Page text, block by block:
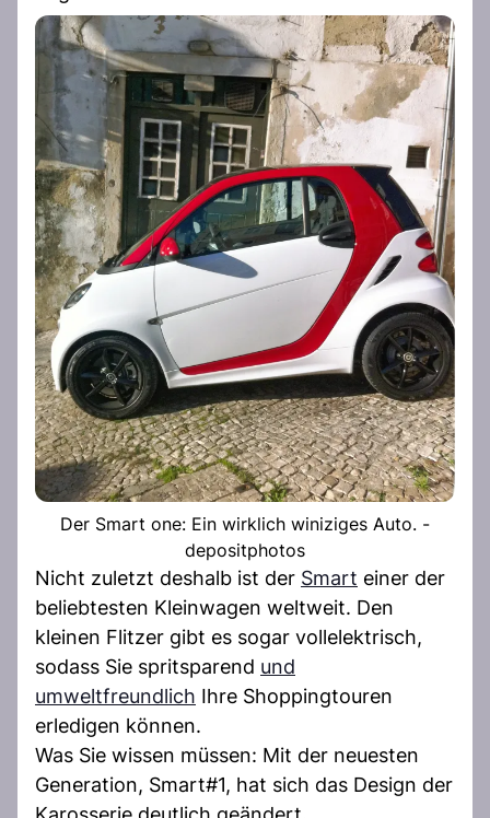
Der Smart one: Ein wirklich winiziges Auto. -
depositphotos
Nicht zuletzt deshalb ist der Smart einer der
beliebtesten Kleinwagen weltweit. Den
kleinen Flitzer gibt es sogar vollelektrisch,
sodass Sie spritsparend und
umweltfreundlich Ihre Shoppingtouren
erledigen können.
Was Sie wissen müssen: Mit der neuesten
Generation, Smart#1, hat sich das Design der